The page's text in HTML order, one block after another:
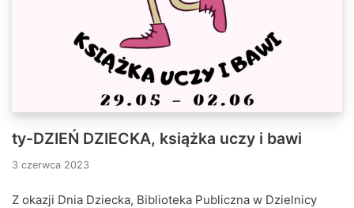
ty-DZIEŃ DZIECKA, książka uczy i bawi
3 czerwca 2023
Z okazji Dnia Dziecka, Biblioteka Publiczna w Dzielnicy